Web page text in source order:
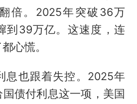
倍。2025年突破36万
到39万亿。这速度，连
心慌。
息也跟着失控。2025年
债付利息这一项，美国